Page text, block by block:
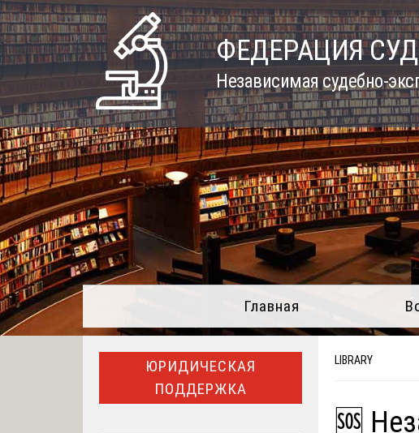
Skip
to
content
ФЕДЕРАЦИЯ
Независимая судебно-
Главная
LIBRARY
🆘
ЮРИДИЧЕСКАЯ
ПОДДЕРЖКА